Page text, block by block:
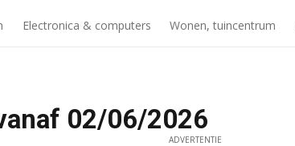
Electronica & computers Wonen, tuincentrum
02/06/2026
ADVERTENTIE